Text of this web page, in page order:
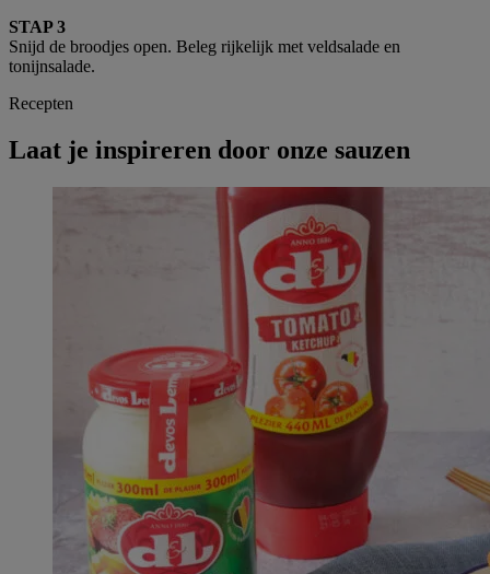
STAP 3
Snijd de broodjes open. Beleg rijkelijk met veldsalade en
tonijnsalade.
Recepten
Laat je inspireren door onze sauzen